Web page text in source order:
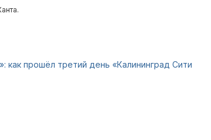
как прошёл третий день «Калининград Сити